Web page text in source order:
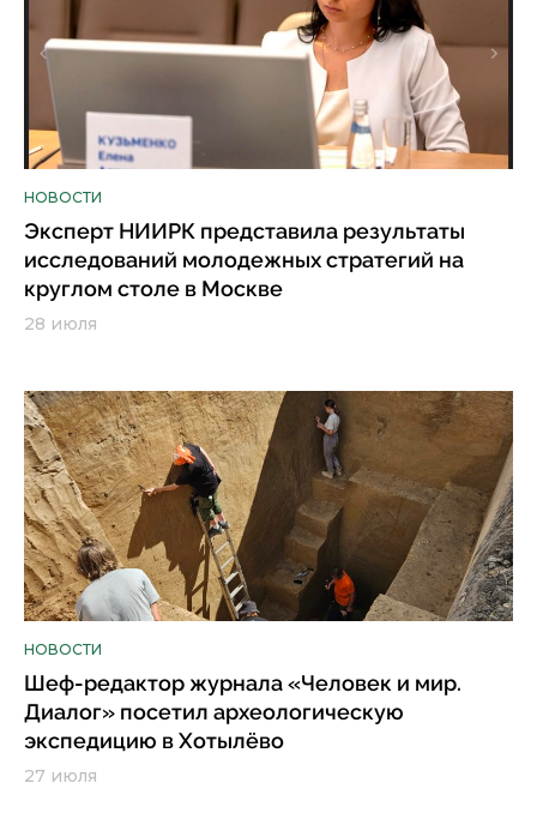
НОВОСТИ
Эксперт НИИРК представила результаты
исследований молодежных стратегий на
круглом столе в Москве
28 июля
НОВОСТИ
Шеф-редактор журнала «Человек и мир.
Диалог» посетил археологическую
экспедицию в Хотылёво
27 июля